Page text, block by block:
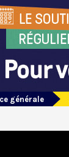
générale